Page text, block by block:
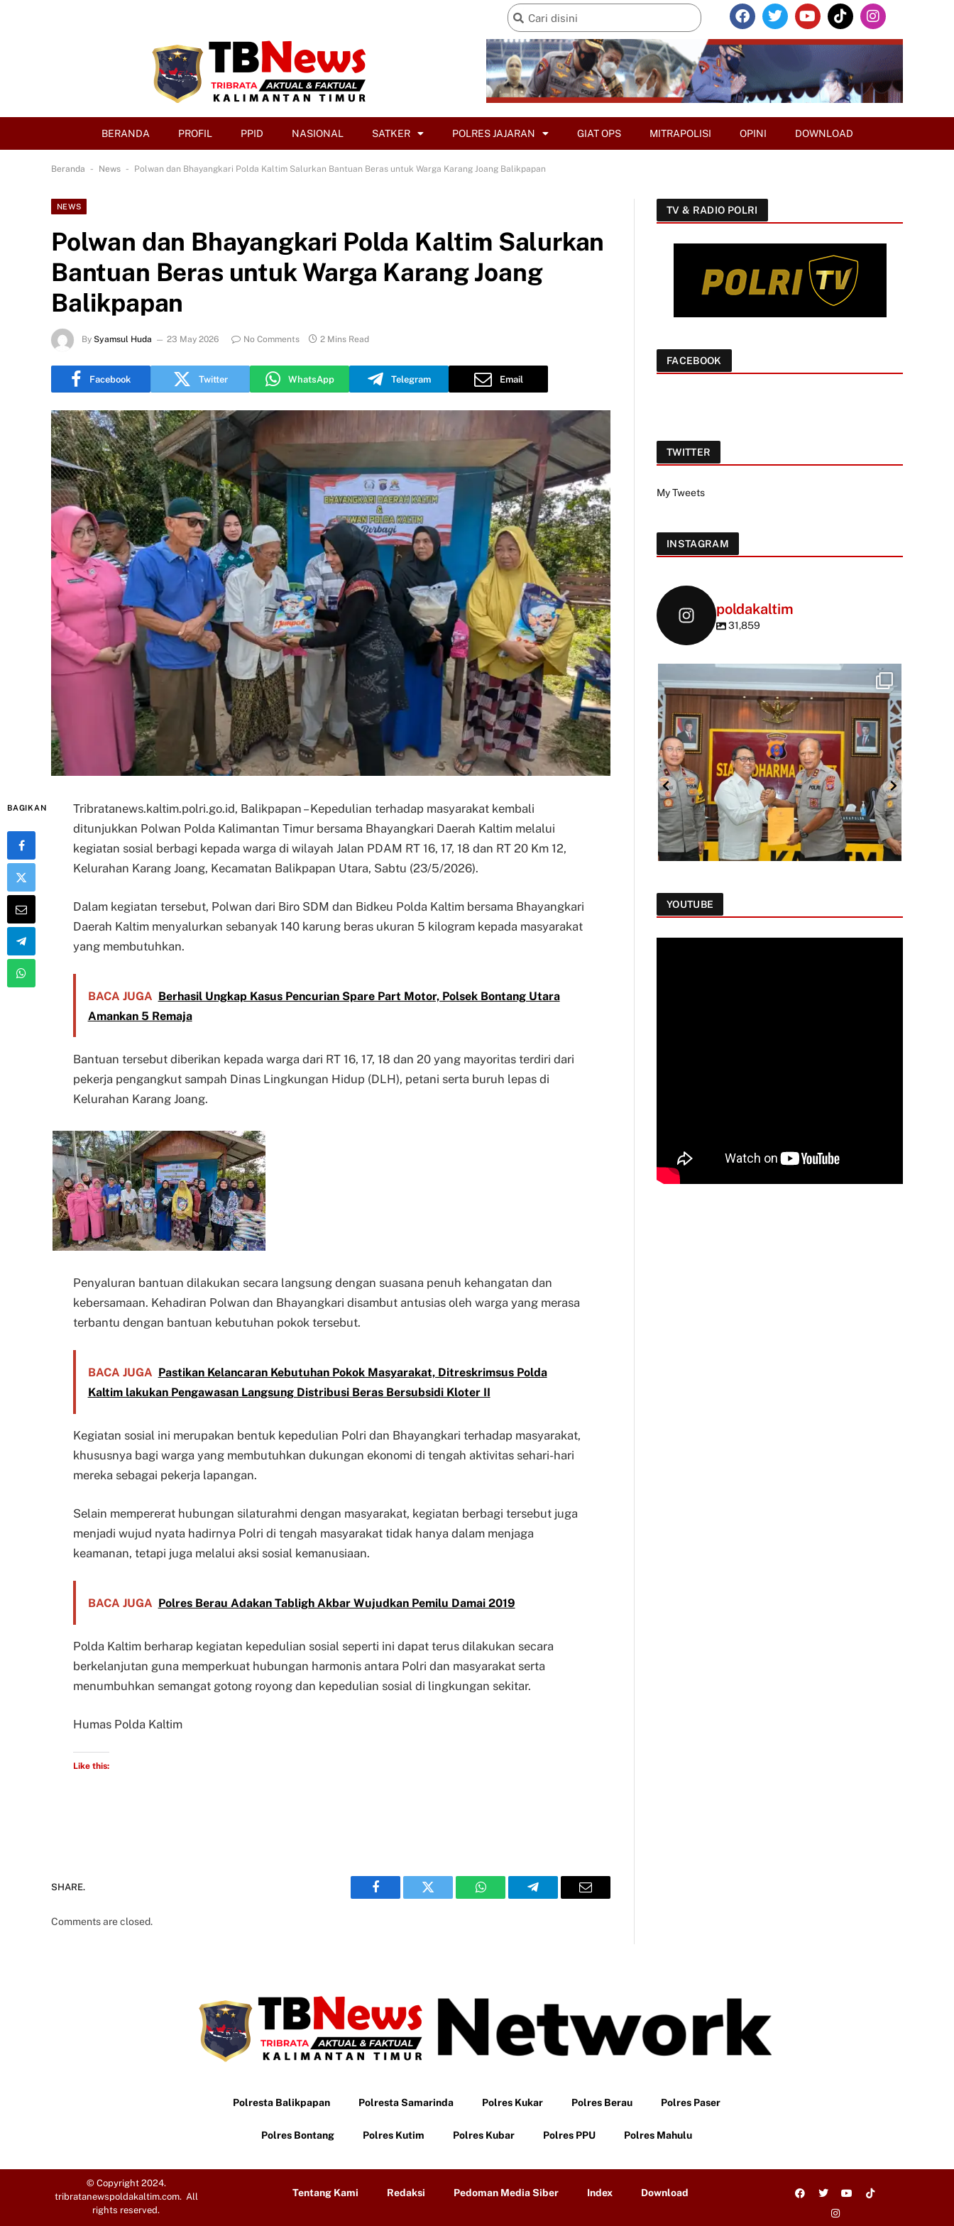
BERANDA PROFIL PPID NASIONAL SATKER POLRES JAJARAN GIAT OPS MITRAPOLISI OPINI DOWNLOAD
Beranda - News - Polwan dan Bhayangkari Polda Kaltim Salurkan Bantuan Beras untuk Warga Karang Joang Balikpapan
NEWS
Polwan dan Bhayangkari Polda Kaltim Salurkan
Bantuan Beras untuk Warga Karang Joang
Balikpapan
By Syamsul Huda 23 May 2026 No Comments 2 Mins Read
Facebook Twitter WhatsApp Telegram Email
BAGIKAN
Tribratanews.kaltim.polri.go.id, Balikpapan – Kepedulian terhadap masyarakat kembali
ditunjukkan Polwan Polda Kalimantan Timur bersama Bhayangkari Daerah Kaltim melalui
kegiatan sosial berbagi kepada warga di wilayah Jalan PDAM RT 16, 17, 18 dan RT 20 Km 12,
Kelurahan Karang Joang, Kecamatan Balikpapan Utara, Sabtu (23/5/2026).
Dalam kegiatan tersebut, Polwan dari Biro SDM dan Bidkeu Polda Kaltim bersama Bhayangkari
Daerah Kaltim menyalurkan sebanyak 140 karung beras ukuran 5 kilogram kepada masyarakat
yang membutuhkan.
BACA JUGA Berhasil Ungkap Kasus Pencurian Spare Part Motor, Polsek Bontang Utara
Amankan 5 Remaja
Bantuan tersebut diberikan kepada warga dari RT 16, 17, 18 dan 20 yang mayoritas terdiri dari
pekerja pengangkut sampah Dinas Lingkungan Hidup (DLH), petani serta buruh lepas di
Kelurahan Karang Joang.
Penyaluran bantuan dilakukan secara langsung dengan suasana penuh kehangatan dan
kebersamaan. Kehadiran Polwan dan Bhayangkari disambut antusias oleh warga yang merasa
terbantu dengan bantuan kebutuhan pokok tersebut.
BACA JUGA Pastikan Kelancaran Kebutuhan Pokok Masyarakat, Ditreskrimsus Polda
Kaltim lakukan Pengawasan Langsung Distribusi Beras Bersubsidi Kloter II
Kegiatan sosial ini merupakan bentuk kepedulian Polri dan Bhayangkari terhadap masyarakat,
khususnya bagi warga yang membutuhkan dukungan ekonomi di tengah aktivitas sehari-hari
mereka sebagai pekerja lapangan.
Selain mempererat hubungan silaturahmi dengan masyarakat, kegiatan berbagi tersebut juga
menjadi wujud nyata hadirnya Polri di tengah masyarakat tidak hanya dalam menjaga
keamanan, tetapi juga melalui aksi sosial kemanusiaan.
BACA JUGA Polres Berau Adakan Tabligh Akbar Wujudkan Pemilu Damai 2019
Polda Kaltim berharap kegiatan kepedulian sosial seperti ini dapat terus dilakukan secara
berkelanjutan guna memperkuat hubungan harmonis antara Polri dan masyarakat serta
menumbuhkan semangat gotong royong dan kepedulian sosial di lingkungan sekitar.
Humas Polda Kaltim
Like this:
SHARE.
Facebook Twitter WhatsAppTelegram Email
Comments are closed.
TV & RADIO POLRI
FACEBOOK
TWITTER
My Tweets
INSTAGRAM
poldakaltim
31,859
YOUTUBE
Polresta Balikpapan Polresta Samarinda Polres Kukar Polres Berau Polres Paser
Polres Bontang Polres Kutim Polres Kubar Polres PPU Polres Mahulu
© Copyright 2024.
tribratanewspoldakaltim.com. All
rights reserved.
Tentang Kami Redaksi Pedoman Media Siber Index Download